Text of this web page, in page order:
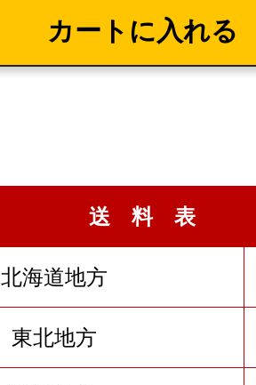
送 料 表
北海道地方
東北地方